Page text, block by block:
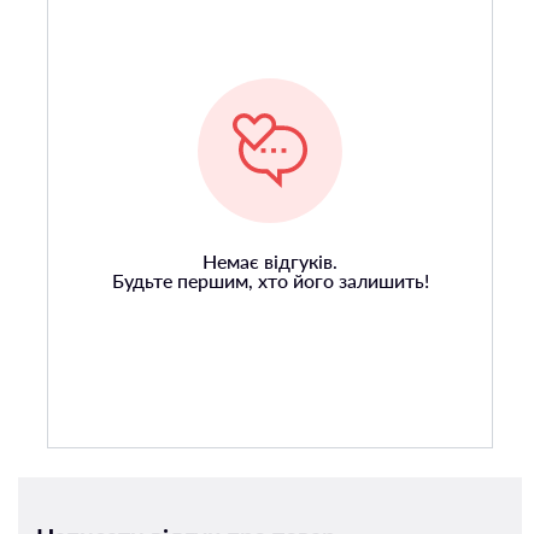
Немає відгуків.
Будьте першим, хто його залишить!